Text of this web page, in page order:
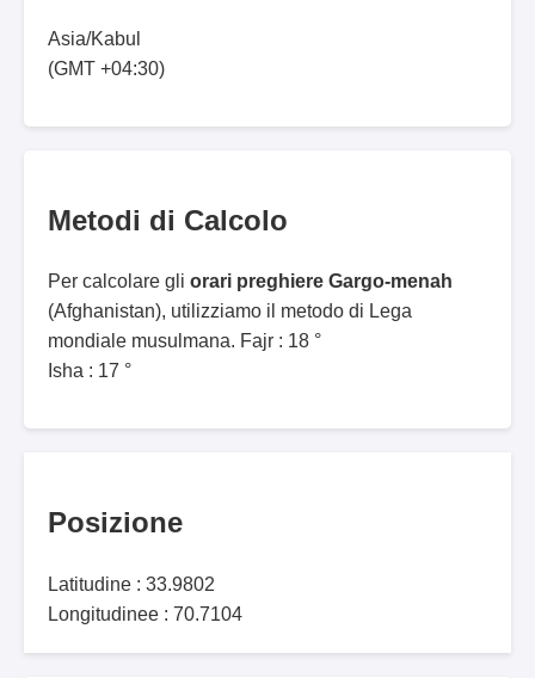
Asia/Kabul
(GMT +04:30)
Metodi di Calcolo
Per calcolare gli orari preghiere Gargo-menah
(Afghanistan), utilizziamo il metodo di Lega
mondiale musulmana. Fajr : 18 °
Isha : 17 °
Posizione
Latitudine : 33.9802
Longitudinee : 70.7104